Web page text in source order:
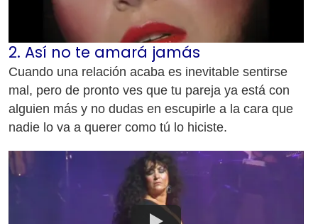
2. Así no te amará jamás
Cuando una relación acaba es inevitable sentirse
mal, pero de pronto ves que tu pareja ya está con
alguien más y no dudas en escupirle a la cara que
nadie lo va a querer como tú lo hiciste.